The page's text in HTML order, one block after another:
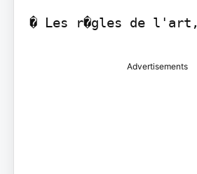
� Les r�gles de l'art,
Advertisements